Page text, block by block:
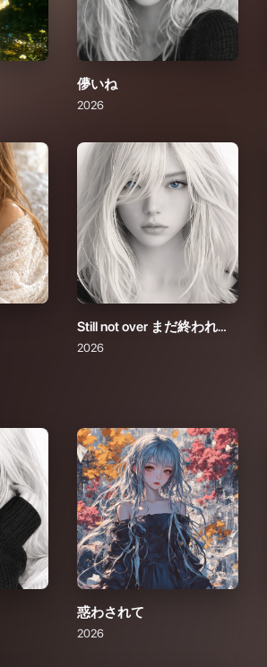
儚いね
2026
Still not over まだ終われない
2026
惑わされて
2026